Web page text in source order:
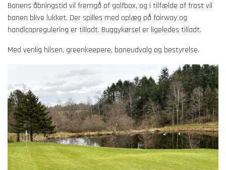
Banens åbningstid vil fremgå af golfbox, og i tilfælde af frost vil
banen blive lukket. Der spilles med oplæg på fairway og
handicapregulering er tilladt. Buggykørsel er ligeledes tilladt.
Med venlig hilsen, greenkeepere, baneudvalg og bestyrelse.